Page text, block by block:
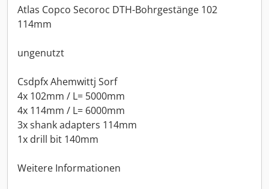
Atlas Copco Secoroc DTH-Bohrgestänge 102
114mm
ungenutzt
Csdpfx Ahemwittj Sorf
4x 102mm / L= 5000mm
4x 114mm / L= 6000mm
3x shank adapters 114mm
1x drill bit 140mm
Weitere Informationen